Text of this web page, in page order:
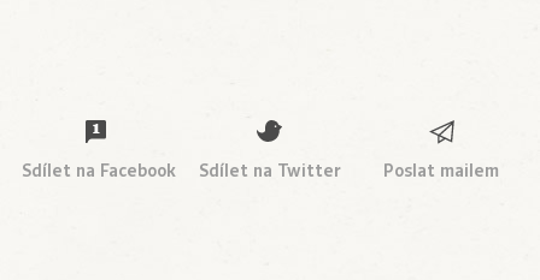
Sdílet na Facebook Sdílet na Twitter Poslat mailem